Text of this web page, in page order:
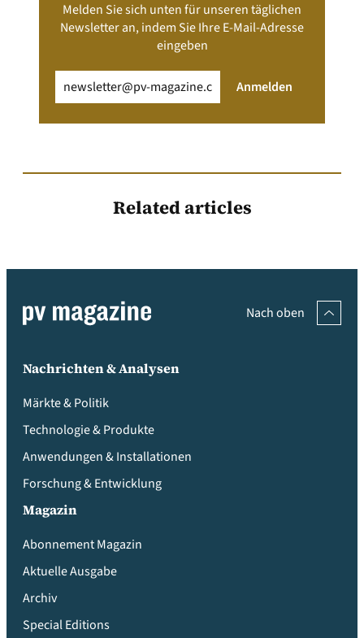
Melden Sie sich unten für unseren täglichen
Newsletter an, indem Sie Ihre E-Mail-Adresse
eingeben
(erforderlich) Anmelden
Related articles
Nach oben
Nachrichten & Analysen
Märkte & Politik
Technologie & Produkte
Anwendungen & Installationen
Forschung & Entwicklung
Magazin
Abonnement Magazin
Aktuelle Ausgabe
Archiv
Special Editions